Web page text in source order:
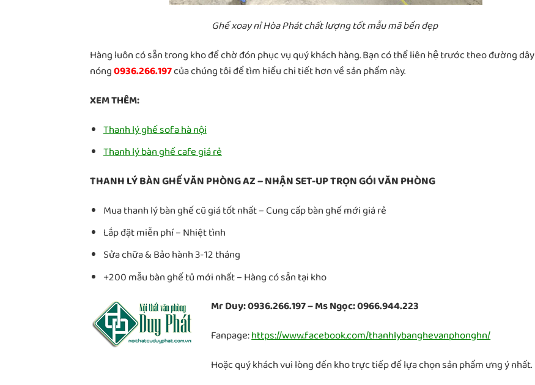
Ghế xoay nỉ Hòa Phát chất lượng tốt mẫu mã bền đẹp
Hàng luôn có sẵn trong kho để chờ đón phục vụ quý khách hàng. Bạn có thể liên hệ trước theo đường dây
nóng0936.266.197của chúng tôi để tìm hiểu chi tiết hơn về sản phẩm này.
XEM THÊM:
Thanh lý ghế sofa hà nội
Thanh lý bàn ghế cafe giá rẻ
THANH LÝ BÀN GHẾ VĂN PHÒNG AZ – NHẬN SET-UP TRỌN GÓI VĂN PHÒNG
Mua thanh lý bàn ghế cũ giá tốt nhất – Cung cấp bàn ghế mới giá rẻ
Lắp đặt miễn phí – Nhiệt tình
Sửa chữa & Bảo hành 3-12 tháng
+200 mẫu bàn ghế tủ mới nhất – Hàng có sẵn tại kho
Mr Duy: 0936.266.197 – Ms Ngọc: 0966.944.223
Fanpage:https://www.facebook.com/thanhlybanghevanphonghn/
Hoặc quý khách vui lòng đến kho trực tiếp để lựa chọn sản phẩm ưng ý nhất.